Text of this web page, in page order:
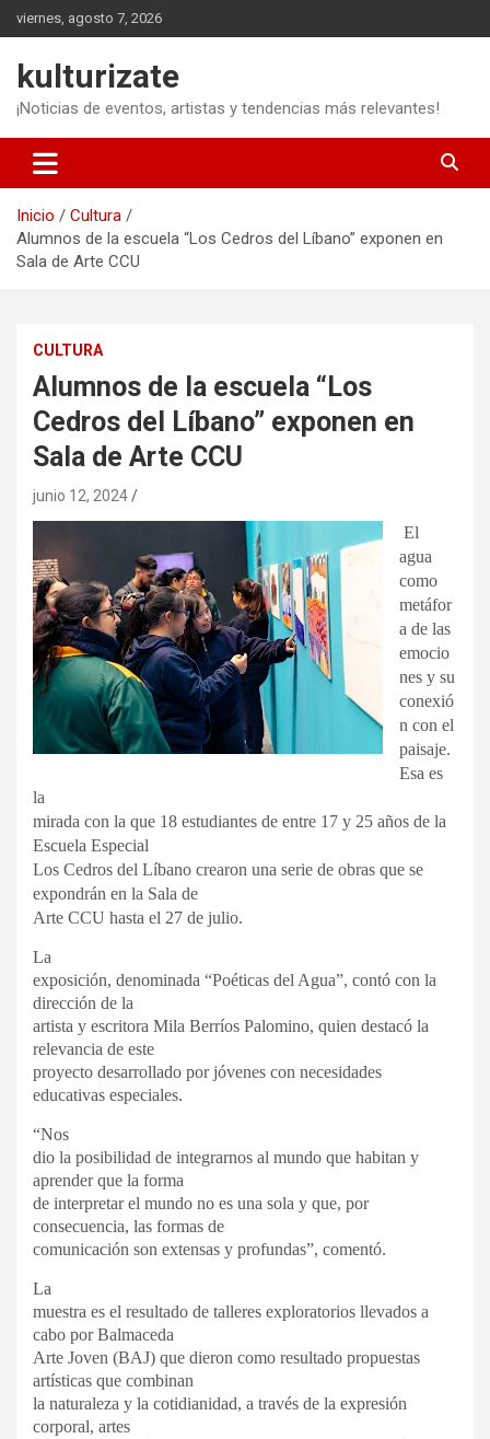
Saltar
al
viernes, agosto 7, 2026
kulturizate
¡Noticias de eventos, artistas y tendencias más relevantes!
Inicio
Cultura
Alumnos de la escuela “Los Cedros del Líbano” exponen en
Sala de Arte CCU
CULTURA
Alumnos de la escuela “Los
Cedros del Líbano” exponen en
Sala de Arte CCU
junio 12, 2024
El
agua
como
metáfor
a de las
emocio
nes y su
conexió
n con el
paisaje.
Esa es
la
mirada con la que 18 estudiantes de entre 17 y 25 años de la
Escuela Especial
Los Cedros del Líbano crearon una serie de obras que se
expondrán en la Sala de
Arte CCU hasta el 27 de julio.
La
exposición, denominada “Poéticas del Agua”, contó con la
dirección de la
artista y escritora Mila Berríos Palomino, quien destacó la
relevancia de este
proyecto desarrollado por jóvenes con necesidades
educativas especiales.
“Nos
dio la posibilidad de integrarnos al mundo que habitan y
aprender que la forma
de interpretar el mundo no es una sola y que, por
consecuencia, las formas de
comunicación son extensas y profundas”, comentó.
La
muestra es el resultado de talleres exploratorios llevados a
cabo por Balmaceda
Arte Joven (BAJ) que dieron como resultado propuestas
artísticas que combinan
la naturaleza y la cotidianidad, a través de la expresión
corporal, artes